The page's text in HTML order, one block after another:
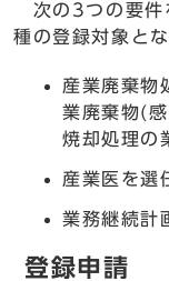
次の3つの要件
種の登録対象とな
産業廃棄物
業廃棄物(
焼却処理の
産業医を選
業務継続計
登録申請